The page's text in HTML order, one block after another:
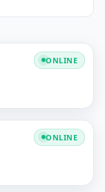
ONLINE
ONLINE